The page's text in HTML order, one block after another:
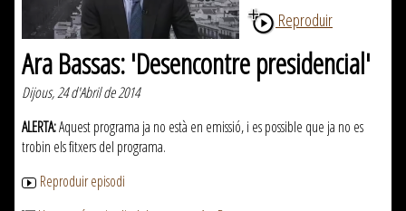
Reproduir
Ara Bassas: 'Desencontre presidencial'
Dijous, 24 d'Abril de 2014
ALERTA:Aquest programa ja no està en emissió, i es possible que ja no es
trobin els fitxers del programa.
Reproduir episodi